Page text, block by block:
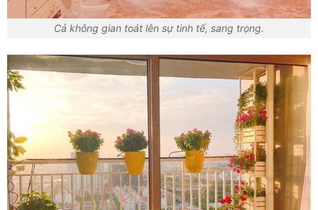
Cả không gian toát lên sự tinh tế, sang trọng.